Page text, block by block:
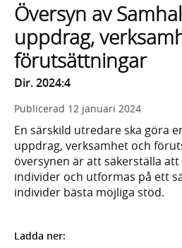
Översyn av
uppdrag,
förutsättningar
Dir. 2024:4
Publicerad 12 januari 2024
En särskild utredare ska göra
uppdrag, verksamhet och
översynen är att säkerställa
individer och utformas på ett
individer bästa möjliga stöd.
Ladda ner: